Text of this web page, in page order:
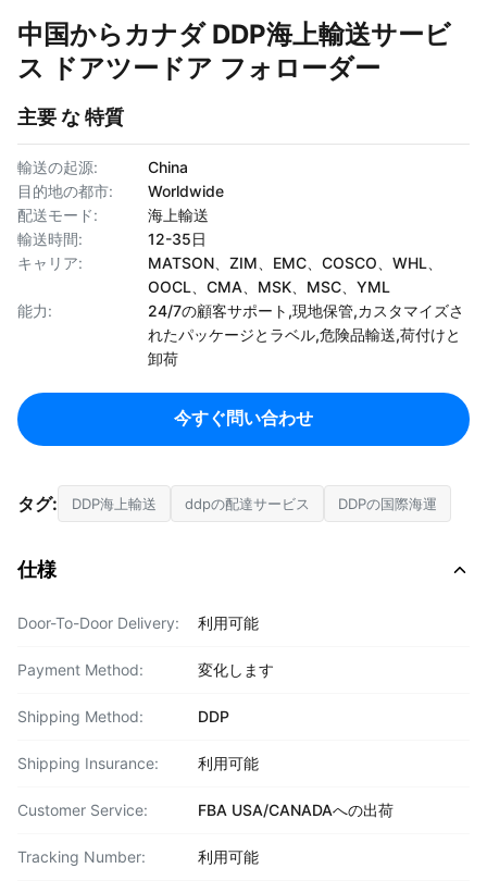
中国からカナダ DDP海上輸送サービ
ス ドアツードア フォローダー
主要 な 特質
輸送の起源:
China
目的地の都市:
Worldwide
配送モード:
海上輸送
輸送時間:
12-35日
キャリア:
MATSON、ZIM、EMC、COSCO、WHL、
OOCL、CMA、MSK、MSC、YML
能力:
24/7の顧客サポート,現地保管,カスタマイズさ
れたパッケージとラベル,危険品輸送,荷付けと
卸荷
今すぐ問い合わせ
タグ: DDP海上輸送 ddpの配達サービス DDPの国際海運
仕様
Door-To-Door Delivery: 利用可能
Payment Method: 変化します
Shipping Method: DDP
Shipping Insurance: 利用可能
Customer Service: FBA USA/CANADAへの出荷
Tracking Number: 利用可能